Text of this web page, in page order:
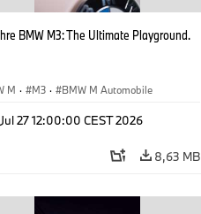
BMW M3: The Ultimate Playground.
M · M3 · BMW M Automobile
27 12:00:00 CEST 2026
8,63 MB